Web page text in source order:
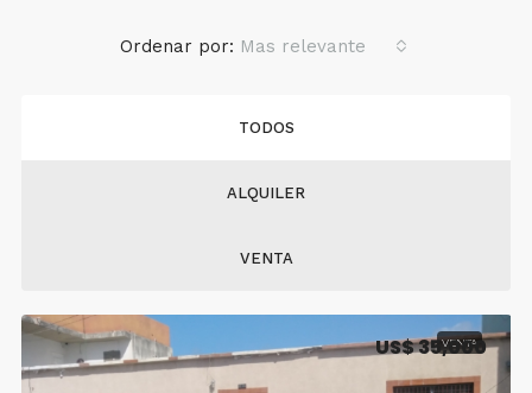
TODOS
ALQUILER
VENTA
Ordenar por: Mas relevante
VENTA
US$ 35,000